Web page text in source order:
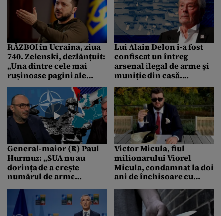
RĂZBOI în Ucraina, ziua
740. Zelenski, dezlănțuit:
„Una dintre cele mai
rușinoase pagini ale
Lui Alain Delon i-a fost
confiscat un întreg
arsenal ilegal de arme și
muniție din casă.
joacă secret al marelui
actor
General-maior (R) Paul
Hurmuz: „SUA nu au
dorința de a crește
numărul de arme
Europa”
Victor Micula, fiul
milionarului Viorel
Micula, condamnat la doi
ani de închisoare cu
pentru care a primit
sentința